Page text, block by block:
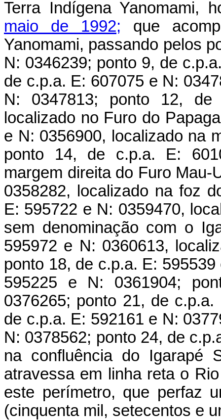
Terra Indígena Yanomami,
maio de 1992; que
Yanomami, passando pelos
N: 0346239; ponto 9, de
de c.p.a. E: 607075 e N:
N: 0347813; ponto 12,
localizado no Furo do
e N: 0356900, localizado na
ponto 14, de c.p.a. E:
margem direita do Furo
0358282, localizado na foz
E: 595722 e N: 0359470,
sem denominação com o
595972 e N: 0360613,
ponto 18, de c.p.a. E:
595225 e N: 0361904;
0376265; ponto 21, de
de c.p.a. E: 592161 e N:
N: 0378562; ponto 24, de
na confluência do Igarapé
atravessa em linha reta o
este perímetro, que perfaz
(cinquenta mil, setecentos e